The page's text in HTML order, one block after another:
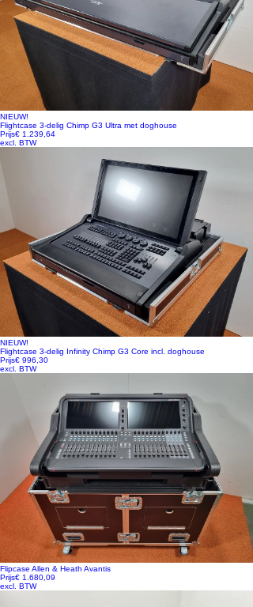
NIEUW!
Flightcase 3-delig Chimp G3 Ultra met doghouse
Prijs€ 1.239,64
excl. BTW
NIEUW!
Flightcase 3-delig Infinity Chimp G3 Core incl. doghouse
Prijs€ 996,30
excl. BTW
Flipcase Allen & Heath Avantis
Prijs€ 1.680,09
excl. BTW